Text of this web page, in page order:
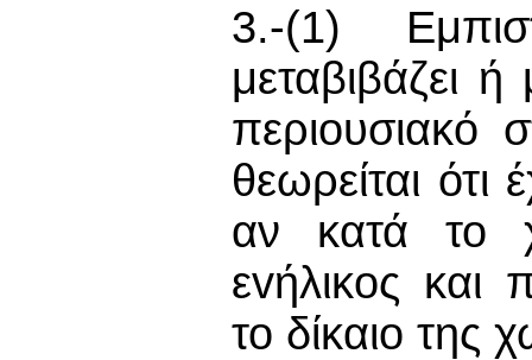
3.-(1)
μεταβιβάζει
περιουσιακό
θεωρείται ότι
αν κατά το
εvήλικoς και
το δίκαιο της